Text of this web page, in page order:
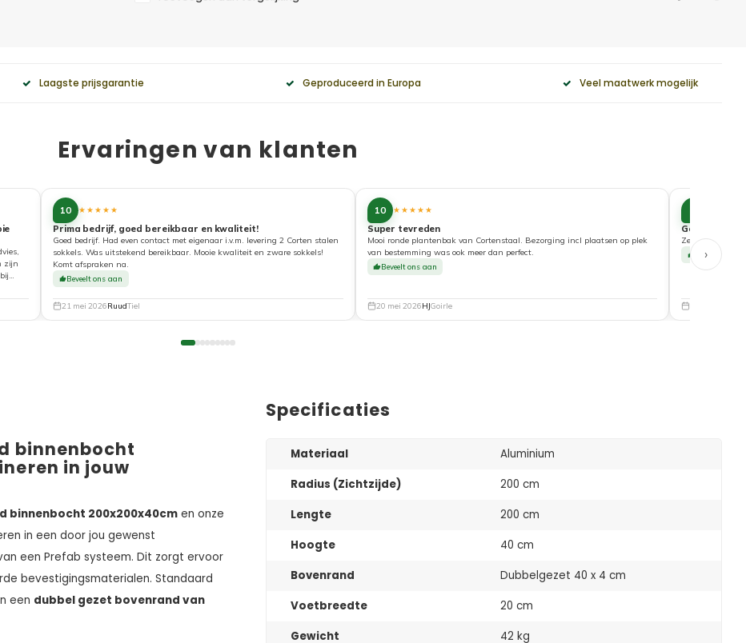
Laagste prijsgarantie Geproduceerd in Europa Veel maatwerk mogelijk
Ervaringen van klanten
zijn
10 ★★★★★
Prima bedrijf, goed bereikbaar en kwaliteit!
Goed bedrijf. Had even contact met eigenaar i.v.m. levering 2 Corten stalen
sokkels. Was uitstekend bereikbaar. Mooie kwaliteit en zware sokkels!
Komt afspraken na.
Beveelt ons aan
21 mei 2026RuudTiel
10 ★★★★★
Super tevreden
Mooi ronde plantenbak van Cortenstaal. Bezorging incl plaatsen op plek
van bestemming was ook meer dan perfect.
Beveelt ons aan
20 mei 2026HJGoirle
Goede
Zeer tevreden
Beveelt ons
›
binnenbocht
in jouw
binnenbocht 200x200x40cm en onze
in een door jou gewenst
een Prefab systeem. Dit zorgt ervoor
bevestigingsmaterialen. Standaard
een dubbel gezet bovenrand van
Specificaties
Materiaal
Aluminium
Radius (Zichtzijde)
200 cm
Lengte
200 cm
Hoogte
40 cm
Bovenrand
Dubbelgezet 40 x 4 cm
Voetbreedte
20 cm
Gewicht
42 kg